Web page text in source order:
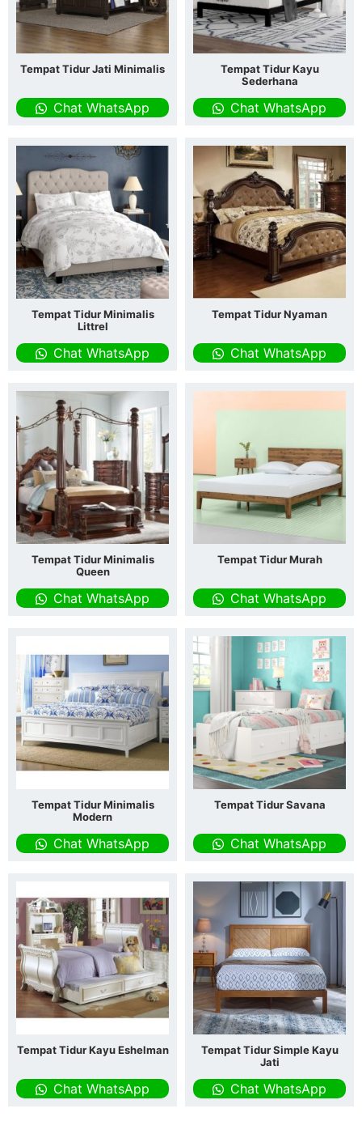
Tempat Tidur Jati Minimalis
Chat WhatsApp
Tempat Tidur Kayu
Sederhana
Chat WhatsApp
Tempat Tidur Minimalis
Littrel
Chat WhatsApp
Tempat Tidur Nyaman
Chat WhatsApp
Tempat Tidur Minimalis
Queen
Chat WhatsApp
Tempat Tidur Murah
Chat WhatsApp
Tempat Tidur Minimalis
Modern
Chat WhatsApp
Tempat Tidur Savana
Chat WhatsApp
Tempat Tidur Kayu Eshelman
Chat WhatsApp
Tempat Tidur Simple Kayu
Jati
Chat WhatsApp